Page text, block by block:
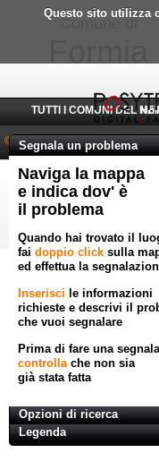
Questo sito utilizza
TUTTI I COMUNI DEL
Segnala un problema
Naviga la mappa
e indica dov' è
il problema
Quando hai trovato il
fai doppio click sulla
ed effettua la
Inserisci le informazioni
richieste e descrivi il
che vuoi segnalare
Prima di fare una
controllache non sia
già stata fatta
Opzioni di ricerca
Legenda
© 2010-2026 Posytron
Powered by GeoWorkflow